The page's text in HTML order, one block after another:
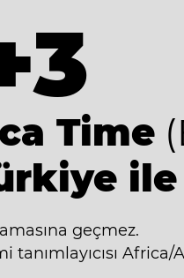
Time
ile
geçmez.
Africa/